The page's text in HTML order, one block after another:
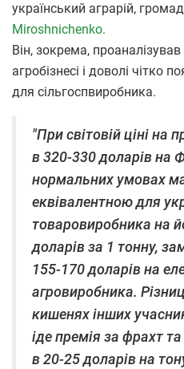
український аграрій,
Miroshnichenko.
Він, зокрема,
агробізнесі і доволі чітко
для сільгоспвиробника.
"При світовій ціні
в 320-330 доларів на
нормальних умовах
еквівалентною для
товаровиробника на
доларів за 1 тонну,
155-170 доларів на
агровиробника.
кишенях інших
іде премія за фрахт
в 20-25 доларів на